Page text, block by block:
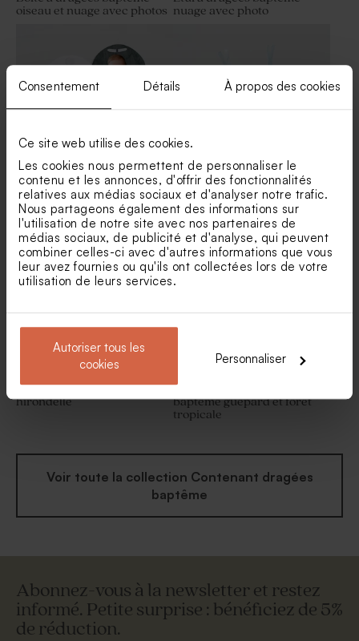
Consentement Détails À propos des cookies
Ce site web utilise des cookies.
Les cookies nous permettent de personnaliser le
contenu et les annonces, d'offrir des fonctionnalités
relatives aux médias sociaux et d'analyser notre trafic.
Nous partageons également des informations sur
l'utilisation de notre site avec nos partenaires de
médias sociaux, de publicité et d'analyse, qui peuvent
combiner celles-ci avec d'autres informations que vous
leur avez fournies ou qu'ils ont collectées lors de votre
utilisation de leurs services.
Autoriser tous les
cookies
Personnaliser
oiseau et nuage avec photos nuage avec photo
Étui à dragées baptême
original colombe messagère
Étui à dragées triangle
naissance renard indien
Etui à dragées baptême
hirondelle
Contenant à dragées
baptême guépard et forêt
tropicale
Voir toute la collection Contenant dragées
baptême
Abonnez-vous à la newsletter et restez
informé. Petite surprise : bénéficiez de 5%
de réduction.